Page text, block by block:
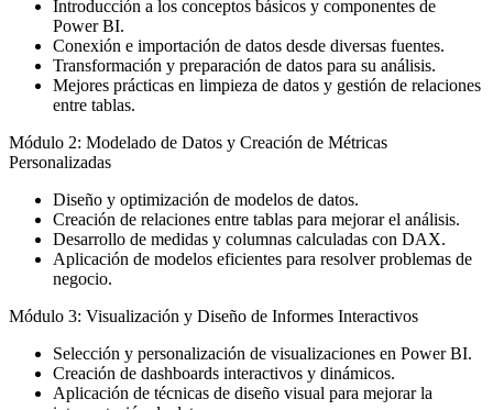
Introducción a los conceptos básicos y componentes de
Power BI.
Conexión e importación de datos desde diversas fuentes.
Transformación y preparación de datos para su análisis.
Mejores prácticas en limpieza de datos y gestión de relaciones
entre tablas.
Módulo 2: Modelado de Datos y Creación de Métricas
Personalizadas
Diseño y optimización de modelos de datos.
Creación de relaciones entre tablas para mejorar el análisis.
Desarrollo de medidas y columnas calculadas con DAX.
Aplicación de modelos eficientes para resolver problemas de
negocio.
Módulo 3: Visualización y Diseño de Informes Interactivos
Selección y personalización de visualizaciones en Power BI.
Creación de dashboards interactivos y dinámicos.
Aplicación de técnicas de diseño visual para mejorar la